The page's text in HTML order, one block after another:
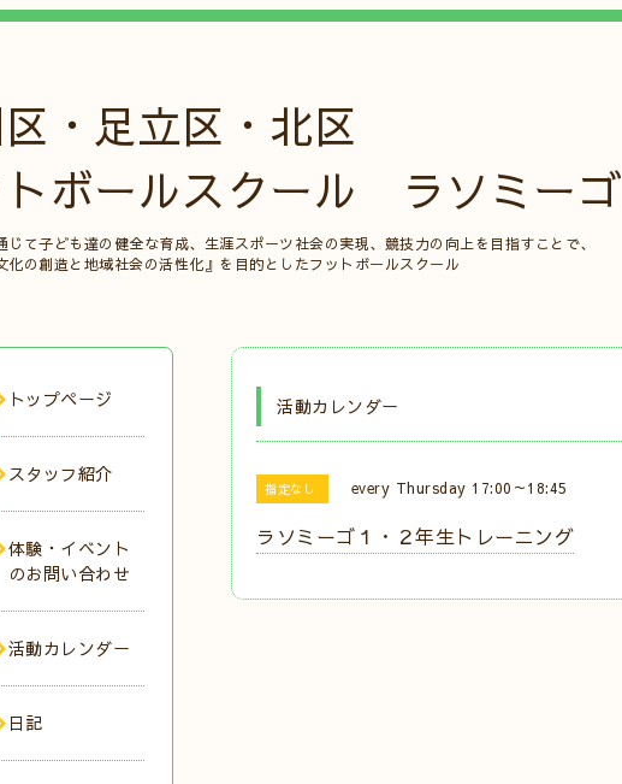
・足立区・北区
トボールスクール ラソミーゴ
じて子ども達の健全な育成、生涯スポーツ社会の実現、競技力の向上を目指すことで、
化の創造と地域社会の活性化』を目的としたフットボールスクール
活動カレンダー
指定なし every Thursday 17:00～18:45
ラソミーゴ１・２年生トレーニング
トップページ
スタッフ紹介
体験・イベント
のお問い合わせ
活動カレンダー
日記